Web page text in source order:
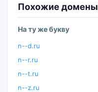
Похожие домены
На ту же букву
n--d.ru
n--r.ru
n--t.ru
n--z.ru